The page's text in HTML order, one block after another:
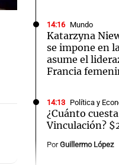
14:16 Mundo
Katarzyna
se impone en
asume el
Francia
14:13 Política y
¿Cuánto
Vinculación?
PorGuillermo López